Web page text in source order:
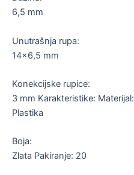
6,5 mm
Unutrašnja rupa:
14×6,5 mm
Konekcijske rupice:
3 mm Karakteristike: Materijal:
Plastika
Boja:
Zlata Pakiranje: 20